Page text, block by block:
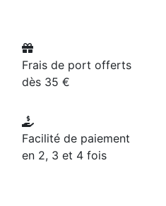
Frais de port offerts
dès 35 €
Facilité de paiement
en 2, 3 et 4 fois